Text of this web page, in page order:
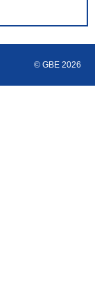
© GBE 2026